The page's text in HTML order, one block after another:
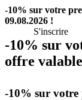
-10% sur votre
09.08.2026 !
S'inscrire
-10% sur
offre
-10% sur votre